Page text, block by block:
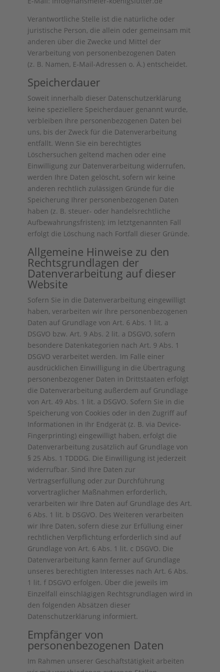
Verantwortliche Stelle ist die natürliche oder
juristische Person, die allein oder gemeinsam mit
anderen über die Zwecke und Mittel der
Verarbeitung von personenbezogenen Daten
(z. B. Namen, E-Mail-Adressen o. Ä.) entscheidet.
Speicherdauer
Soweit innerhalb dieser Datenschutzerklärung
keine speziellere Speicherdauer genannt wurde,
verbleiben Ihre personenbezogenen Daten bei
uns, bis der Zweck für die Datenverarbeitung
entfällt. Wenn Sie ein berechtigtes
Löschersuchen geltend machen oder eine
Einwilligung zur Datenverarbeitung widerrufen,
werden Ihre Daten gelöscht, sofern wir keine
anderen rechtlich zulässigen Gründe für die
Speicherung Ihrer personenbezogenen Daten
haben (z. B. steuer- oder handelsrechtliche
Aufbewahrungsfristen); im letztgenannten Fall
erfolgt die Löschung nach Fortfall dieser Gründe.
Allgemeine Hinweise zu den
Rechtsgrundlagen der
Datenverarbeitung auf dieser
Website
Sofern Sie in die Datenverarbeitung eingewilligt
haben, verarbeiten wir Ihre personenbezogenen
Daten auf Grundlage von Art. 6 Abs. 1 lit. a
DSGVO bzw. Art. 9 Abs. 2 lit. a DSGVO, sofern
besondere Datenkategorien nach Art. 9 Abs. 1
DSGVO verarbeitet werden. Im Falle einer
ausdrücklichen Einwilligung in die Übertragung
personenbezogener Daten in Drittstaaten erfolgt
die Datenverarbeitung außerdem auf Grundlage
von Art. 49 Abs. 1 lit. a DSGVO. Sofern Sie in die
Speicherung von Cookies oder in den Zugriff auf
Informationen in Ihr Endgerät (z. B. via Device-
Fingerprinting) eingewilligt haben, erfolgt die
Datenverarbeitung zusätzlich auf Grundlage von
§ 25 Abs. 1 TDDDG. Die Einwilligung ist jederzeit
widerrufbar. Sind Ihre Daten zur
Vertragserfüllung oder zur Durchführung
vorvertraglicher Maßnahmen erforderlich,
verarbeiten wir Ihre Daten auf Grundlage des Art.
6 Abs. 1 lit. b DSGVO. Des Weiteren verarbeiten
wir Ihre Daten, sofern diese zur Erfüllung einer
rechtlichen Verpflichtung erforderlich sind auf
Grundlage von Art. 6 Abs. 1 lit. c DSGVO. Die
Datenverarbeitung kann ferner auf Grundlage
unseres berechtigten Interesses nach Art. 6 Abs.
1 lit. f DSGVO erfolgen. Über die jeweils im
Einzelfall einschlägigen Rechtsgrundlagen wird in
den folgenden Absätzen dieser
Datenschutzerklärung informiert.
Empfänger von
personenbezogenen Daten
Im Rahmen unserer Geschäftstätigkeit arbeiten